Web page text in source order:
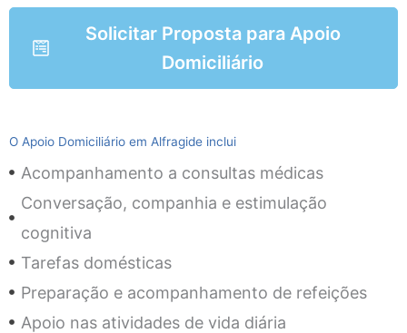
Solicitar Proposta para Apoio
Domiciliário
O Apoio Domiciliário em Alfragide inclui
Acompanhamento a consultas médicas
Conversação, companhia e estimulação
cognitiva
Tarefas domésticas
Preparação e acompanhamento de refeições
Apoio nas atividades de vida diária